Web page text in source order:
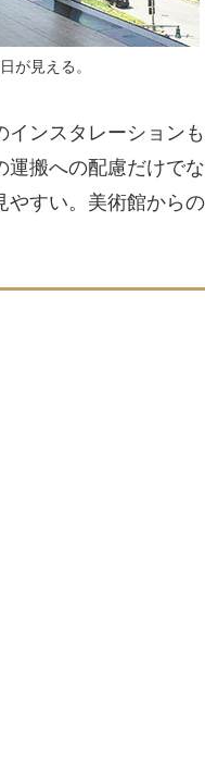
が見える。
ンスタレーション
運搬への配慮だけで
やすい。美術館から